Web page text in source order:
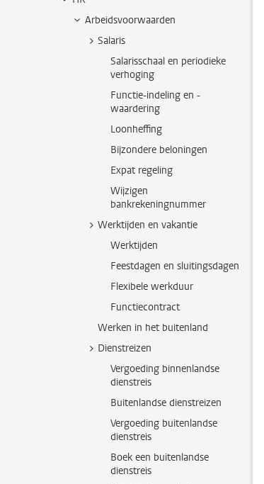
Arbeidsvoorwaarden
Salaris
Salarisschaal en periodieke
verhoging
Functie-indeling en -
waardering
Loonheffing
Bijzondere beloningen
Expat regeling
Wijzigen
bankrekeningnummer
Werktijden en vakantie
Werktijden
Feestdagen en sluitingsdagen
Flexibele werkduur
Functiecontract
Werken in het buitenland
Dienstreizen
Vergoeding binnenlandse
dienstreis
Buitenlandse dienstreizen
Vergoeding buitenlandse
dienstreis
Boek een buitenlandse
dienstreis